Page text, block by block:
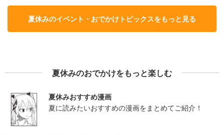
夏休みのイベント・おでかけトピックスをもっと見る
夏休みのおでかけをもっと楽しむ
夏休みおすすめ漫画
夏に読みたいおすすめの漫画をまとめてご紹介！